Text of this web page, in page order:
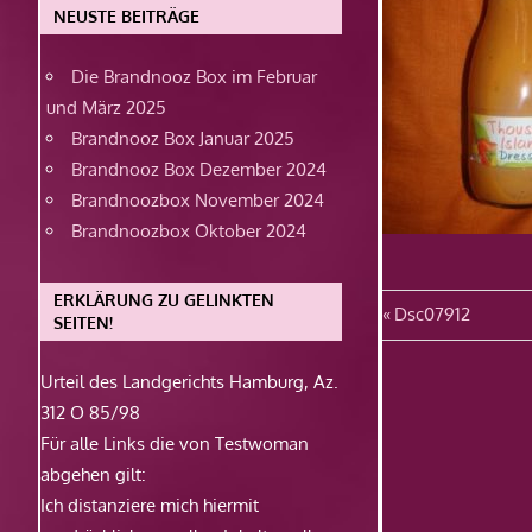
Vorheriger
Beitrag:
Dsc07912
NEUSTE BEITRÄGE
Die Brandnooz Box im Februar
und März 2025
Brandnooz Box Januar 2025
Brandnooz Box Dezember 2024
Brandnoozbox November 2024
Brandnoozbox Oktober 2024
ERKLÄRUNG ZU GELINKTEN
SEITEN!
Urteil des Landgerichts Hamburg, Az.
312 O 85/98
Für alle Links die von Testwoman
abgehen gilt:
Ich distanziere mich hiermit